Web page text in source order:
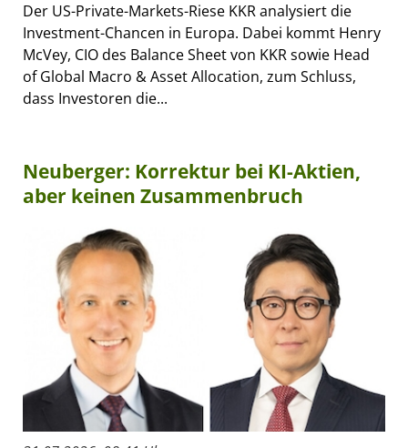
Der US-Private-Markets-Riese KKR analysiert die
Investment-Chancen in Europa. Dabei kommt Henry
McVey, CIO des Balance Sheet von KKR sowie Head
of Global Macro & Asset Allocation, zum Schluss,
dass Investoren die...
Neuberger: Korrektur bei KI-Aktien,
aber keinen Zusammenbruch